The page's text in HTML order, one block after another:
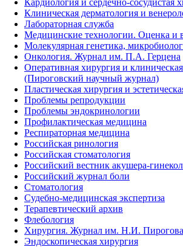
Кардиология и сердечно-сосудистая
Клиническая дерматология и
Лабораторная служба
Медицинские технологии. Оценка и
Молекулярная генетика,
Онкология. Журнал им. П.А. Герцена
Оперативная хирургия и
(Пироговский научный журнал)
Пластическая хирургия и
Проблемы репродукции
Проблемы эндокринологии
Профилактическая медицина
Респираторная медицина
Российская ринология
Российская стоматология
Российский вестник акушера-
Российский журнал боли
Стоматология
Судебно-медицинская экспертиза
Терапевтический архив
Флебология
Хирургия. Журнал им. Н.И. Пирогова
Эндоскопическая хирургия